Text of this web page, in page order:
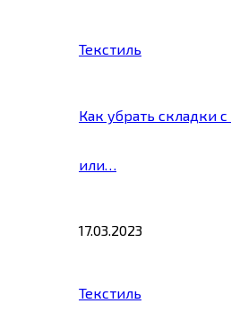
Текстиль
Как убрать складки
или…
17.03.2023
Текстиль